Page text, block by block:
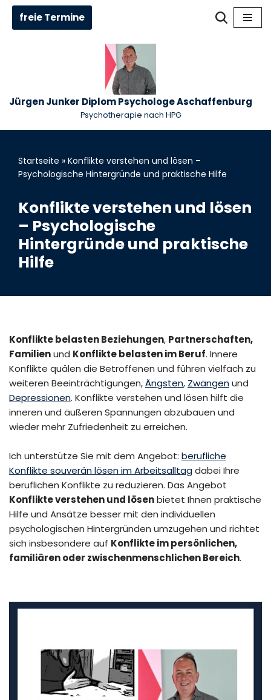
Zum
freie Termine
Jürgen Junker Diplom Psychologe Aschaffenburg
Psychotherapie nach HPG
Startseite » Konflikte verstehen und lösen –
Psychologische Hintergründe und praktische Hilfe
Konflikte verstehen und lösen
– Psychologische
Hintergründe und praktische
Hilfe
Konflikte belasten Beziehungen, Partnerschaften,
Familienund Konflikte belasten im Beruf. Innere
Konflikte quälen die Betroffenen und führen vielfach zu
weiteren Beeinträchtigungen,Ängsten, Zwängenund
Depressionen. Konflikte verstehen und lösen hilft die
inneren und äußeren Spannungen abzubauen und
wieder mehr Zufriedenheit zu erreichen.
Ich unterstütze Sie mit dem Angebot: berufliche
Konflikte souverän lösen im Arbeitsalltagdabei Ihre
beruflichen Konflikte zu reduzieren. Das Angebot
Konflikte verstehen und lösenbietet Ihnen praktische
Hilfe und Ansätze besser mit den individuellen
psychologischen Hintergründen umzugehen und richtet
sich insbesondere auf Konflikte im persönlichen,
familiären oder zwischenmenschlichen Bereich.